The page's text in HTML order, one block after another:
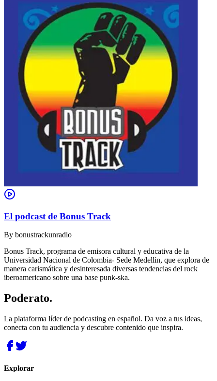
El podcast de Bonus Track
By bonustrackunradio
Bonus Track, programa de emisora cultural y educativa de la
Universidad Nacional de Colombia- Sede Medellín, que explora de
manera carismática y desinteresada diversas tendencias del rock
iberoamericano sobre una base punk-ska.
Poderato.
La plataforma líder de podcasting en español. Da voz a tus ideas,
conecta con tu audiencia y descubre contenido que inspira.
Explorar